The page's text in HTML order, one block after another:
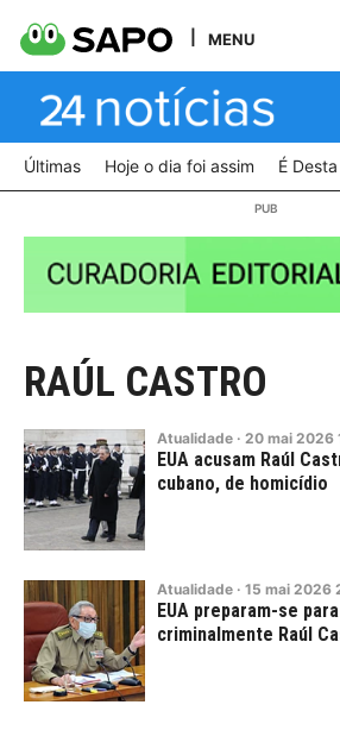
MENU
Últimas Hoje o dia foi assim É
RAÚL CASTRO
Atualidade · 20 mai 2026
EUA acusam Raúl
cubano, de homicídio
Atualidade · 15 mai 2026
EUA preparam-se
criminalmente Raúl